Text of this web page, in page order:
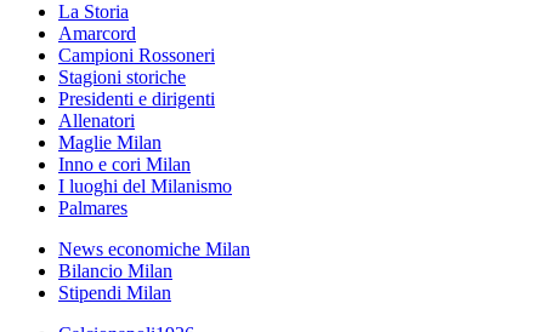
La Storia
Amarcord
Campioni Rossoneri
Stagioni storiche
Presidenti e dirigenti
Allenatori
Maglie Milan
Inno e cori Milan
I luoghi del Milanismo
Palmares
News economiche Milan
Bilancio Milan
Stipendi Milan